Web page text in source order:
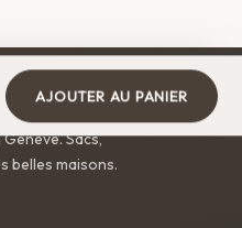
AJOUTER AU PANIER
Sacs,
belles maisons.